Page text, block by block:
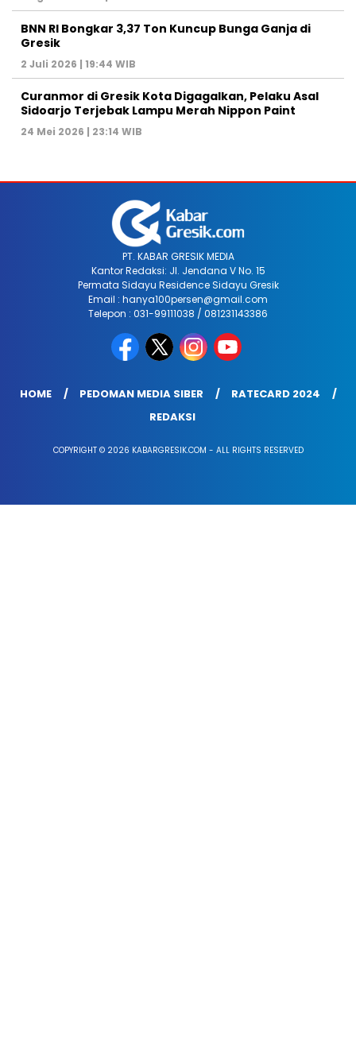
BNN RI Bongkar 3,37 Ton Kuncup Bunga Ganja di
Gresik
2 Juli 2026 | 19:44 WIB
Curanmor di Gresik Kota Digagalkan, Pelaku Asal
Sidoarjo Terjebak Lampu Merah Nippon Paint
24 Mei 2026 | 23:14 WIB
PT. KABAR GRESIK MEDIA
Kantor Redaksi: Jl. Jendana V No. 15
Permata Sidayu Residence Sidayu Gresik
Email : hanya100persen@gmail.com
Telepon : 031-99111038 / 081231143386
HOME PEDOMAN MEDIA SIBER
RATECARD 2024
REDAKSI
COPYRIGHT © 2026 KABARGRESIK.COM - ALL RIGHTS RESERVED